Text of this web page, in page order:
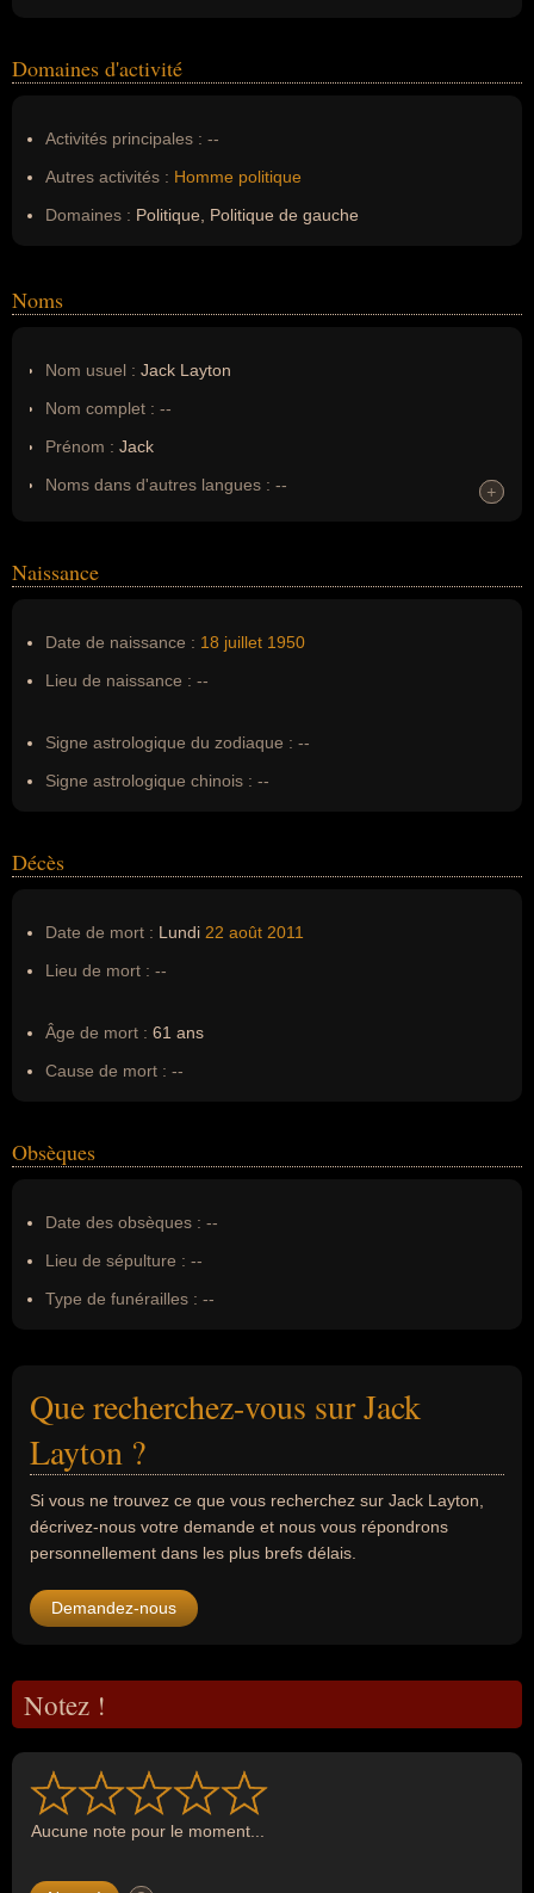
Domaines d'activité
Activités principales : --
Autres activités : Homme politique
Domaines : Politique, Politique de gauche
Noms
Nom usuel : Jack Layton
Nom complet : --
Prénom : Jack
Noms dans d'autres langues : --
Nom de famille :Layton
+
+
Naissance
Date de naissance : 18 juillet 1950
Lieu de naissance : --
Signe astrologique du zodiaque : --
Signe astrologique chinois : --
Décès
Date de mort : Lundi 22 août 2011
Lieu de mort : --
Âge de mort : 61 ans
Cause de mort : --
Obsèques
Date des obsèques : --
Lieu de sépulture : --
Type de funérailles : --
Que recherchez-vous sur Jack
Layton ?
Si vous ne trouvez ce que vous recherchez sur Jack Layton,
décrivez-nous votre demande et nous vous répondrons
personnellement dans les plus brefs délais.
Demandez-nous
Notez !
Aucune note pour le moment...